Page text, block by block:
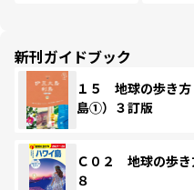
新刊ガイドブック
１５ 地球の歩き
島①）３訂版
Ｃ０２ 地球の歩
８